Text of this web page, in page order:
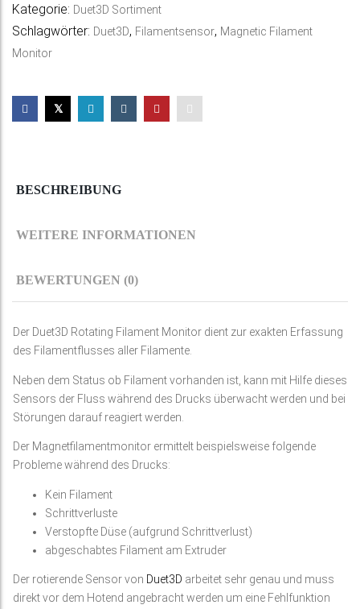
Kategorie: Duet3D Sortiment
Schlagwörter: Duet3D, Filamentsensor, Magnetic Filament
Monitor
BESCHREIBUNG
WEITERE INFORMATIONEN
BEWERTUNGEN (0)
Der Duet3D Rotating Filament Monitor dient zur exakten Erfassung
des Filamentflusses aller Filamente.
Neben dem Status ob Filament vorhanden ist, kann mit Hilfe dieses
Sensors der Fluss während des Drucks überwacht werden und bei
Störungen darauf reagiert werden.
Der Magnetfilamentmonitor ermittelt beispielsweise folgende
Probleme während des Drucks:
Kein Filament
Schrittverluste
Verstopfte Düse (aufgrund Schrittverlust)
abgeschabtes Filament am Extruder
Der rotierende Sensor von Duet3D arbeitet sehr genau und muss
direkt vor dem Hotend angebracht werden um eine Fehlfunktion